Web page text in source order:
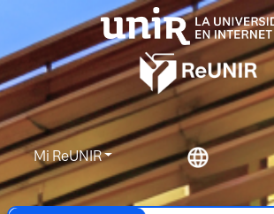
Mi ReUNIR